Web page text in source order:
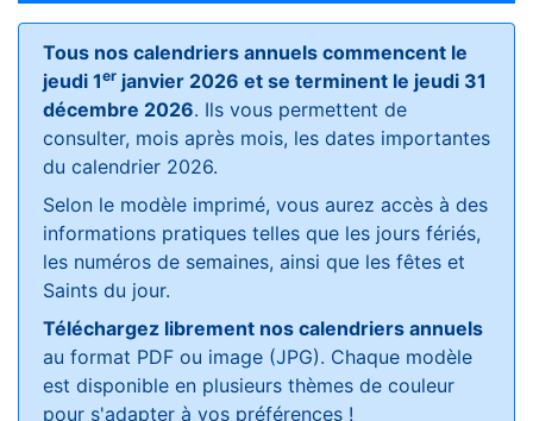
Tous nos calendriers annuels commencent le
jeudi 1er janvier 2026 et se terminent le jeudi 31
décembre 2026. Ils vous permettent de
consulter, mois après mois, les dates importantes
du calendrier 2026.
Selon le modèle imprimé, vous aurez accès à des
informations pratiques telles que les jours fériés,
les numéros de semaines, ainsi que les fêtes et
Saints du jour.
Téléchargez librement nos calendriers annuels
au format PDF ou image (JPG). Chaque modèle
est disponible en plusieurs thèmes de couleur
pour s'adapter à vos préférences !